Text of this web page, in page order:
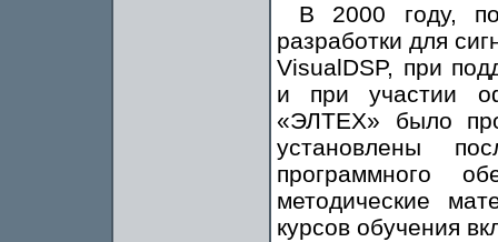
В 2000 году,
разработки для
VisualDSP, при
и при участии
«ЭЛТЕХ» было
установлены
программного
методические
курсов обучения